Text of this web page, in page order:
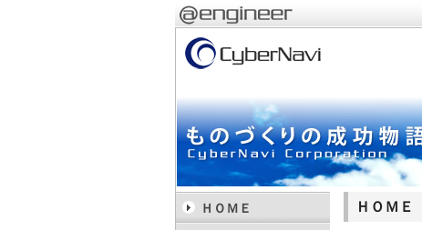
ＨＯＭＥ
ＨＯＭＥ